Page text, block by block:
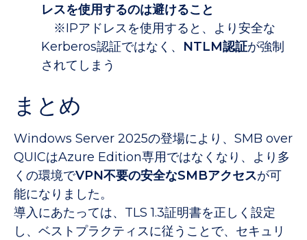
レスを使用するのは避けること
※IPアドレスを使用すると、より安全な
Kerberos認証ではなく、 NTLM認証が強制
されてしまう
まとめ
Windows Server 2025の登場により、SMB over
QUICはAzure Edition専用ではなくなり、より多
くの環境でVPN不要の安全なSMBアクセスが可
能になりました。
導入にあたっては、TLS 1.3証明書を正しく設定
し、ベストプラクティスに従うことで、セキュリ